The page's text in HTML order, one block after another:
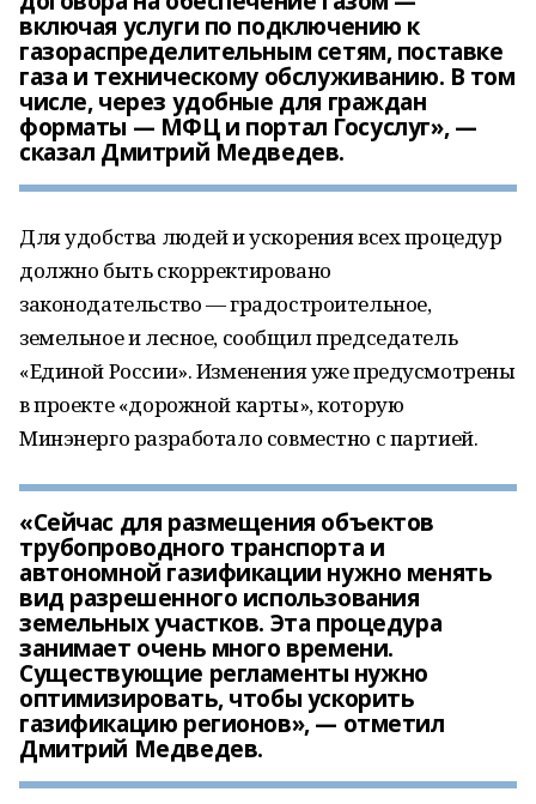
включая услуги по подключению к
газораспределительным сетям, поставке
газа и техническому обслуживанию. В том
числе, через удобные для граждан
форматы — МФЦ и портал Госуслуг», —
сказал Дмитрий Медведев.
Для удобства людей и ускорения всех процедур
должно быть скорректировано
законодательство — градостроительное,
земельное и лесное, сообщил председатель
«Единой России». Изменения уже предусмотрены
в проекте «дорожной карты», которую
Минэнерго разработало совместно с партией.
«Сейчас для размещения объектов
трубопроводного транспорта и
автономной газификации нужно менять
вид разрешенного использования
земельных участков. Эта процедура
занимает очень много времени.
Существующие регламенты нужно
оптимизировать, чтобы ускорить
газификацию регионов», — отметил
Дмитрий Медведев.